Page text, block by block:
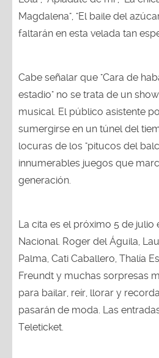
Magdalena", "El baile del
faltarán en esta velada tan
Cabe señalar que "Cara de
estadio" no se trata de un
musical. El público asistente
sumergirse en un túnel del
locuras de los "pitucos del
innumerables juegos que
generación.
La cita es el próximo 5 de julio
Nacional. Roger del Águila,
Palma, Cati Caballero, Thalía
Freundt y muchas sorpresas
para bailar, reír, llorar y
pasarán de moda. Las
Teleticket.